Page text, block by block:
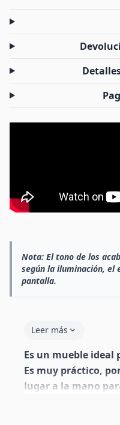
Nota: El tono de los
según la iluminación, el
pantalla.
Leer más
Es un mueble ideal
Es muy práctico,
lugar a la mano